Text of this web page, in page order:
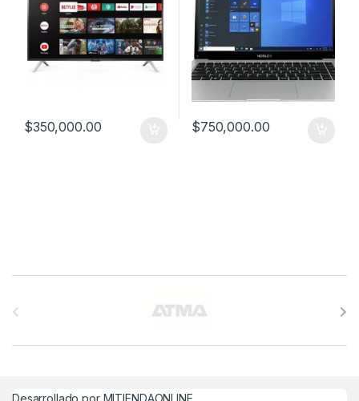
$350,000.00 $750,000.00
Desarrollado por MITIENDAONLINE